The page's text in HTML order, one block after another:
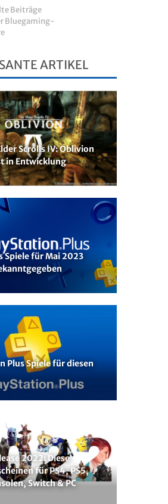
Beiträge
Bluegaming-
ARTIKEL
Scrolls IV: Oblivion
in Entwicklung
Spiele für Mai 2023
Plus Spiele für diesen
2022: Diese
für PS4, PS5,
Switch & PC